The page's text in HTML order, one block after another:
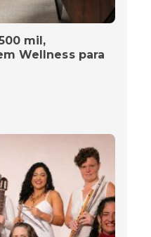
mil,
Wellness para